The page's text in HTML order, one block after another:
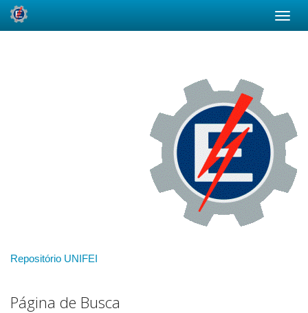
Repositório UNIFEI
Página de Busca